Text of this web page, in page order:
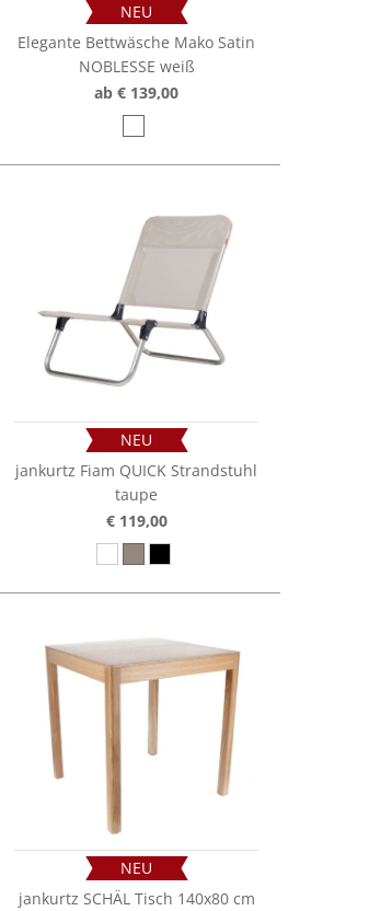
NEU
Elegante Bettwäsche Mako Satin
NOBLESSE weiß
ab € 139,00
NEU
jankurtz Fiam QUICK Strandstuhl
taupe
€ 119,00
NEU
jankurtz SCHÄL Tisch 140x80 cm